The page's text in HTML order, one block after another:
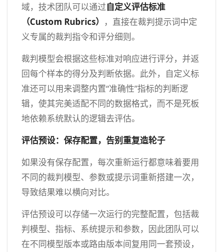
域，技术团队可以通过自定义评估标准
（Custom Rubrics）
，直接在裁判提示词中定
义专属的裁判指令和评分细则。
裁判模型会根据这些标准对响应进行评分，并返
回每个样本的得分及判断依据。此外，自定义标
准还可以用来调整内置“准确性”指标的判断逻
辑，使其完美适配不同的数据格式，而不是死板
地依赖系统默认的逻辑去评估。
评估预设：保存配置，告别重复造轮子
如果没有保存配置，每次重新运行都意味着要用
不同的裁判模型、参数或提示词重新搭建一次，
导致结果难以横向对比。
评估预设可以存储一次运行的完整配置，包括裁
判模型、指标、系统提示和参数，因此团队可以
在不同模型版本或路由版本间复用同一套预设，